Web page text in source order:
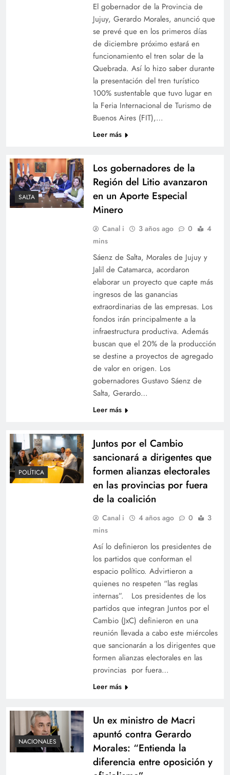
El gobernador de la Provincia de
Jujuy, Gerardo Morales, anunció que
se prevé que en los primeros días
de diciembre próximo estará en
funcionamiento el tren solar de la
Quebrada. Así lo hizo saber durante
la presentación del tren turístico
100% sustentable que tuvo lugar en
la Feria Internacional de Turismo de
Buenos Aires (FIT),…
Leer más
SALTA
Los gobernadores de la
Región del Litio avanzaron
en un Aporte Especial
Minero
Canal i 3 años ago 0
4
mins
Sáenz de Salta, Morales de Jujuy y
Jalil de Catamarca, acordaron
elaborar un proyecto que capte más
ingresos de las ganancias
extraordinarias de las empresas. Los
fondos irán principalmente a la
infraestructura productiva. Además
buscan que el 20% de la producción
se destine a proyectos de agregado
de valor en origen. Los
gobernadores Gustavo Sáenz de
Salta, Gerardo…
Leer más
POLÍTICA
Juntos por el Cambio
sancionará a dirigentes que
formen alianzas electorales
en las provincias por fuera
de la coalición
Canal i 4 años ago 0
3
mins
Así lo definieron los presidentes de
los partidos que conforman el
espacio político. Advirtieron a
quienes no respeten “las reglas
internas”. Los presidentes de los
partidos que integran Juntos por el
Cambio (JxC) definieron en una
reunión llevada a cabo este miércoles
que sancionarán a los dirigentes que
formen alianzas electorales en las
provincias por fuera…
Leer más
NACIONALES
Un ex ministro de Macri
apuntó contra Gerardo
Morales: “Entienda la
diferencia entre oposición y